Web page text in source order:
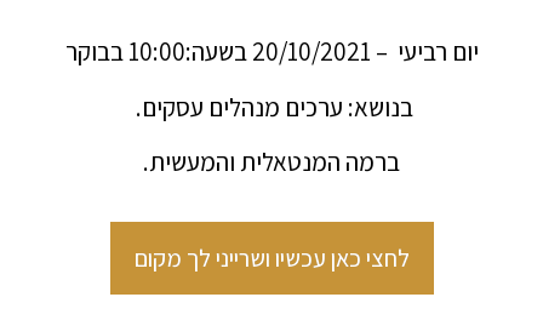
יום רביעי – 20/10/2021 בשעה:10:00 בבוקר
בנושא: ערכים מנהלים עסקים.
ברמה המנטאלית והמעשית.
לחצי כאן עכשיו ושרייני לך מקום